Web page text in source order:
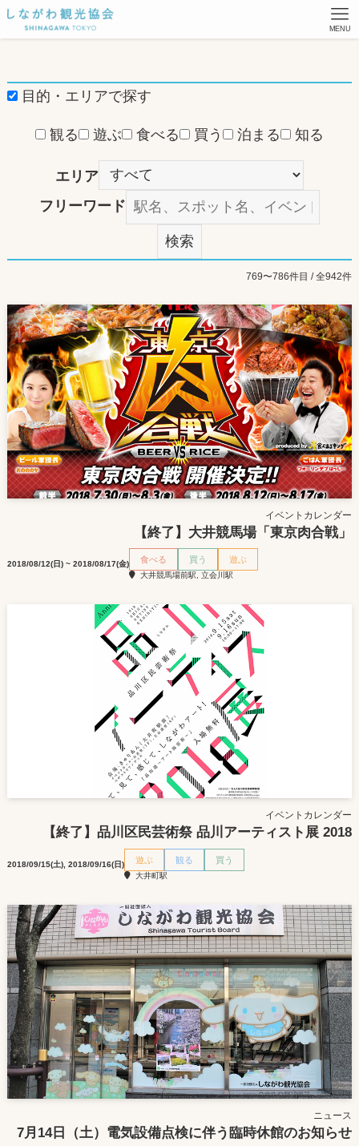
MENU
目的・エリアで探す
観る 遊ぶ 食べる 買う 泊まる 知る
エリア
フリーワード
検索
769〜786件目 / 全942件
イベントカレンダー
【終了】大井競馬場「東京肉合戦」
2018/08/12(日) ~ 2018/08/17(金) 食べる 買う 遊ぶ
大井競馬場前駅, 立会川駅
イベントカレンダー
【終了】品川区民芸術祭 品川アーティスト展 2018
2018/09/15(土), 2018/09/16(日) 遊ぶ 観る 買う
大井町駅
ニュース
7月14日（土）電気設備点検に伴う臨時休館のお知らせ